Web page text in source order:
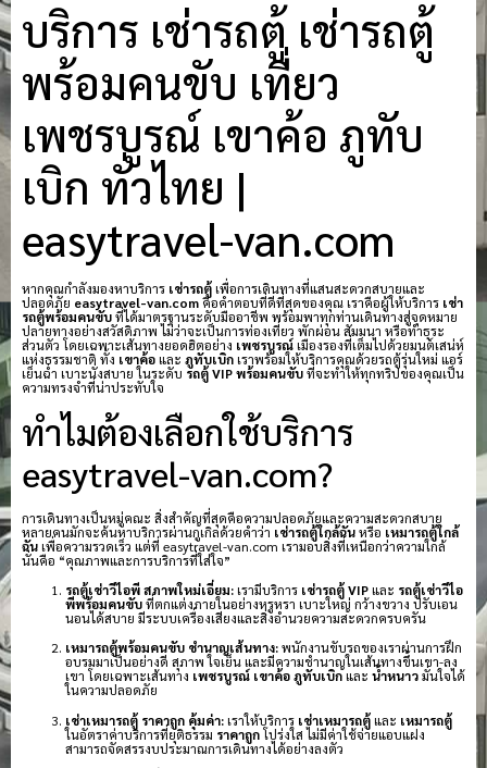
บริการ เช่ารถตู้ เช่ารถตู้
พร้อมคนขับ เที่ยว
เพชรบูรณ์ เขาค้อ ภูทับ
เบิก ทั่วไทย |
easytravel-van.com
หากคุณกำลังมองหาบริการ เช่ารถตู้เพื่อการเดินทางที่แสนสะดวกสบายและ
ปลอดภัย easytravel-van.comคือคำตอบที่ดีที่สุดของคุณ เราคือผู้ให้บริการ เช่า
รถตู้พร้อมคนขับที่ได้มาตรฐานระดับมืออาชีพ พร้อมพาทุกท่านเดินทางสู่จุดหมาย
ปลายทางอย่างสวัสดิภาพ ไม่ว่าจะเป็นการท่องเที่ยว พักผ่อน สัมมนา หรือทำธุระ
ส่วนตัว โดยเฉพาะเส้นทางยอดฮิตอย่าง เพชรบูรณ์เมืองรองที่เต็มไปด้วยมนต์เสน่ห์
แห่งธรรมชาติ ทั้ง เขาค้อและ ภูทับเบิกเราพร้อมให้บริการคุณด้วยรถตู้รุ่นใหม่ แอร์
เย็นฉ่ำ เบาะนั่งสบาย ในระดับ รถตู้ VIP พร้อมคนขับที่จะทำให้ทุกทริปของคุณเป็น
ความทรงจำที่น่าประทับใจ
ทำไมต้องเลือกใช้บริการ
easytravel-van.com?
การเดินทางเป็นหมู่คณะ สิ่งสำคัญที่สุดคือความปลอดภัยและความสะดวกสบาย
หลายคนมักจะค้นหาบริการผ่านกูเกิลด้วยคำว่า เช่ารถตู้ใกล้ฉันหรือ เหมารถตู้ใกล้
ฉันเพื่อความรวดเร็ว แต่ที่ easytravel-van.com เรามอบสิ่งที่เหนือกว่าความใกล้
นั่นคือ “คุณภาพและการบริการที่ใส่ใจ”
รถตู้เช่าวีไอพี สภาพใหม่เอี่ยม:เรามีบริการ เช่ารถตู้ VIPและ รถตู้เช่าวีไอ
พีพร้อมคนขับที่ตกแต่งภายในอย่างหรูหรา เบาะใหญ่ กว้างขวาง ปรับเอน
นอนได้สบาย มีระบบเครื่องเสียงและสิ่งอำนวยความสะดวกครบครัน
เหมารถตู้พร้อมคนขับ ชำนาญเส้นทาง:พนักงานขับรถของเราผ่านการฝึก
อบรมมาเป็นอย่างดี สุภาพ ใจเย็น และมีความชำนาญในเส้นทางขึ้นเขา-ลง
เขา โดยเฉพาะเส้นทาง เพชรบูรณ์ เขาค้อภูทับเบิกและ น้ำหนาวมั่นใจได้
ในความปลอดภัย
เช่าเหมารถตู้ ราคาถูก คุ้มค่า:เราให้บริการ เช่าเหมารถตู้และ เหมารถตู้
ในอัตราค่าบริการที่ยุติธรรม ราคาถูกโปร่งใส ไม่มีค่าใช้จ่ายแอบแฝง
สามารถจัดสรรงบประมาณการเดินทางได้อย่างลงตัว